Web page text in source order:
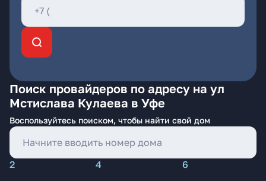
Поиск провайдеров по адресу на ул
Мстислава Кулаева в Уфе
Воспользуйтесь поиском, чтобы найти свой дом
2 4
6